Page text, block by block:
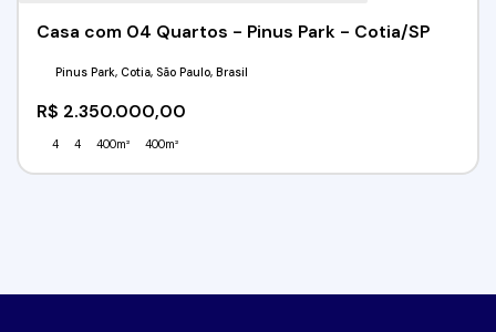
Casa com 04 Quartos - Pinus Park - Cotia/SP
R$ 2.350.000,00
Pinus Park, Cotia, São Paulo, Brasil
4 4 400m² 400m²